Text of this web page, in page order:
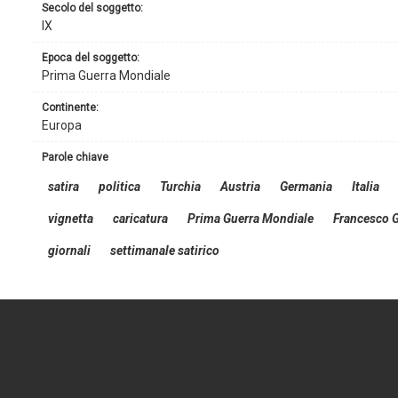
continente:
Europa
secolo del soggetto:
IX
epoca del soggetto:
Prima Guerra Mondiale
parole chiave
satira politica Turchia Austria Germania Italia
vignetta caricatura Prima Guerra Mondiale Francesco
giornali settimanale satirico